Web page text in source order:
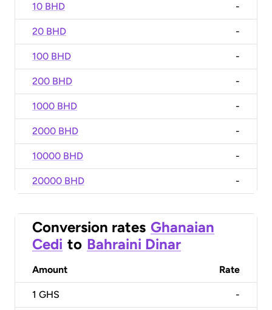
10 BHD -
20 BHD -
100 BHD -
200 BHD -
1000 BHD -
2000 BHD -
10000 BHD -
20000 BHD -
Conversion rates Ghanaian
Cedi to Bahraini Dinar
Amount Rate
1 GHS -